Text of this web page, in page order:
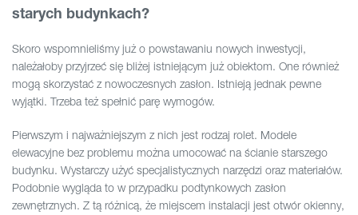
starych budynkach?
Skoro wspomnieliśmy już o powstawaniu nowych inwestycji,
należałoby przyjrzeć się bliżej istniejącym już obiektom. One również
mogą skorzystać z nowoczesnych zasłon. Istnieją jednak pewne
wyjątki. Trzeba też spełnić parę wymogów.
Pierwszym i najważniejszym z nich jest rodzaj rolet. Modele
elewacyjne bez problemu można umocować na ścianie starszego
budynku. Wystarczy użyć specjalistycznych narzędzi oraz materiałów.
Podobnie wygląda to w przypadku podtynkowych zasłon
zewnętrznych. Z tą różnicą, że miejscem instalacji jest otwór okienny,